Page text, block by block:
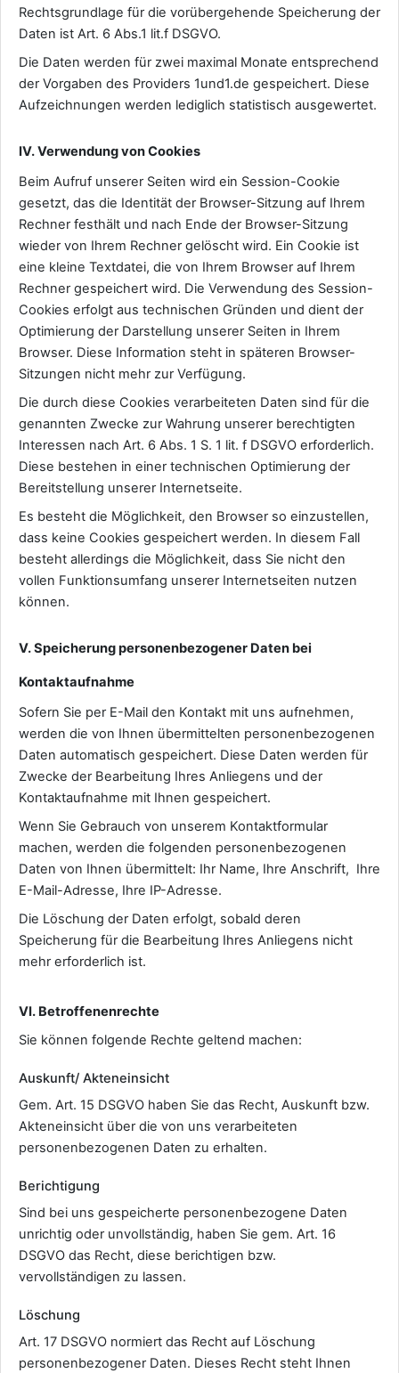
Rechtsgrundlage für die vorübergehende Speicherung der
Daten ist Art. 6 Abs.1 lit.f DSGVO.
Die Daten werden für zwei maximal Monate entsprechend
der Vorgaben des Providers 1und1.de gespeichert. Diese
Aufzeichnungen werden lediglich statistisch ausgewertet.
IV. Verwendung von Cookies
Beim Aufruf unserer Seiten wird ein Session-Cookie
gesetzt, das die Identität der Browser-Sitzung auf Ihrem
Rechner festhält und nach Ende der Browser-Sitzung
wieder von Ihrem Rechner gelöscht wird. Ein Cookie ist
eine kleine Textdatei, die von Ihrem Browser auf Ihrem
Rechner gespeichert wird. Die Verwendung des Session-
Cookies erfolgt aus technischen Gründen und dient der
Optimierung der Darstellung unserer Seiten in Ihrem
Browser. Diese Information steht in späteren Browser-
Sitzungen nicht mehr zur Verfügung.
Die durch diese Cookies verarbeiteten Daten sind für die
genannten Zwecke zur Wahrung unserer berechtigten
Interessen nach Art. 6 Abs. 1 S. 1 lit. f DSGVO erforderlich.
Diese bestehen in einer technischen Optimierung der
Bereitstellung unserer Internetseite.
Es besteht die Möglichkeit, den Browser so einzustellen,
dass keine Cookies gespeichert werden. In diesem Fall
besteht allerdings die Möglichkeit, dass Sie nicht den
vollen Funktionsumfang unserer Internetseiten nutzen
können.
V. Speicherung personenbezogener Daten bei
Kontaktaufnahme
Sofern Sie per E-Mail den Kontakt mit uns aufnehmen,
werden die von Ihnen übermittelten personenbezogenen
Daten automatisch gespeichert. Diese Daten werden für
Zwecke der Bearbeitung Ihres Anliegens und der
Kontaktaufnahme mit Ihnen gespeichert.
Wenn Sie Gebrauch von unserem Kontaktformular
machen, werden die folgenden personenbezogenen
Daten von Ihnen übermittelt: Ihr Name, Ihre Anschrift, Ihre
E-Mail-Adresse, Ihre IP-Adresse.
Die Löschung der Daten erfolgt, sobald deren
Speicherung für die Bearbeitung Ihres Anliegens nicht
mehr erforderlich ist.
VI. Betroffenenrechte
Sie können folgende Rechte geltend machen:
Auskunft/ Akteneinsicht
Gem. Art. 15 DSGVO haben Sie das Recht, Auskunft bzw.
Akteneinsicht über die von uns verarbeiteten
personenbezogenen Daten zu erhalten.
Berichtigung
Sind bei uns gespeicherte personenbezogene Daten
unrichtig oder unvollständig, haben Sie gem. Art. 16
DSGVO das Recht, diese berichtigen bzw.
vervollständigen zu lassen.
Löschung
Art. 17 DSGVO normiert das Recht auf Löschung
personenbezogener Daten. Dieses Recht steht Ihnen